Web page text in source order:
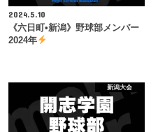
2024.5.10
《六日町•新潟》野球部メンバー
2024年
新潟大会